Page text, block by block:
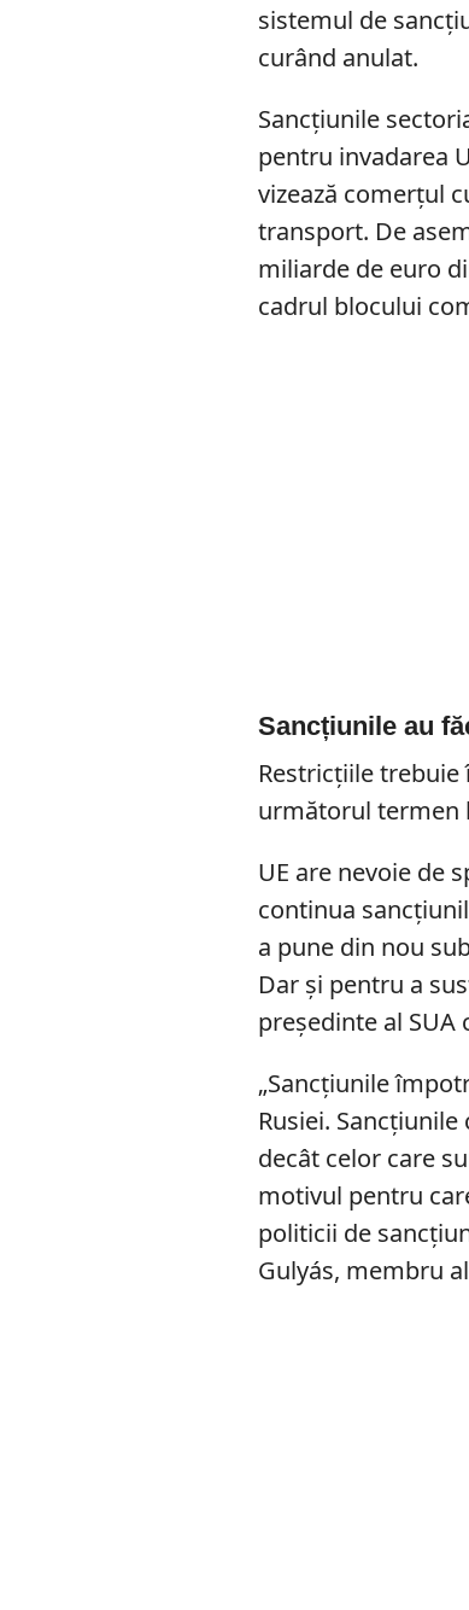
sistemul de
curând anulat.
Sancțiunile
pentru invadarea
vizează comerțul
transport. De
miliarde de euro
cadrul blocului
Sancțiunile au
Restricțiile
următorul termen
UE are nevoie de
continua
a pune din nou
Dar și pentru a
președinte al
„Sancțiunile
Rusiei.
decât celor care
motivul pentru
politicii de
Gulyás, membru